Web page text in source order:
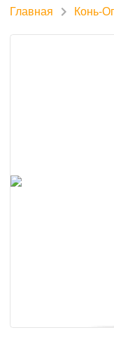
Главная Конь-